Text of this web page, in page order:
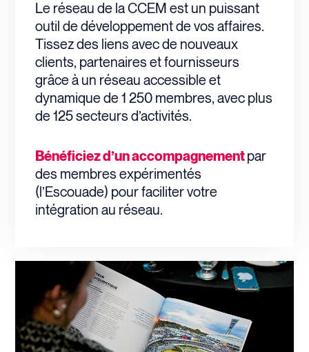
Le réseau de la CCEM est un puissant
outil de développement de vos affaires.
Tissez des liens avec de nouveaux
clients, partenaires et fournisseurs
grâce à un réseau accessible et
dynamique de 1 250 membres, avec plus
de 125 secteurs d’activités.
Bénéficiez d’un accompagnementpar
des membres expérimentés
(l’Escouade) pour faciliter votre
intégration au réseau.